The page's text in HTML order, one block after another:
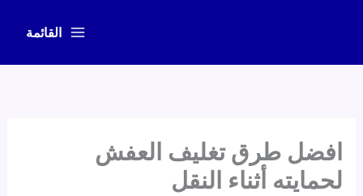
القائمة
افضل طرق تغليف العفش
لحمايته أثناء النقل